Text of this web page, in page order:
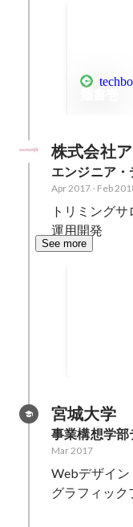
株式会社
エンジニア
Apr 2017- Feb
トリミング
運用開発
See more
宮城大学
事業構想学
Mar 2017
Webデザイン
グラフィック